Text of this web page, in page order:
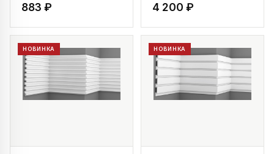
883 ₽ 4 200 ₽
НОВИНКА НОВИНКА